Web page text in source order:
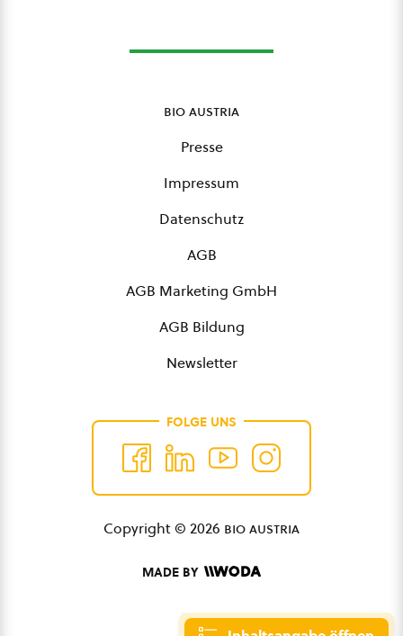
bio austria
Presse
Impressum
Datenschutz
AGB
AGB Marketing GmbH
AGB Bildung
Newsletter
FOLGE UNS
Copyright © 2026 bio austria
MADE BY